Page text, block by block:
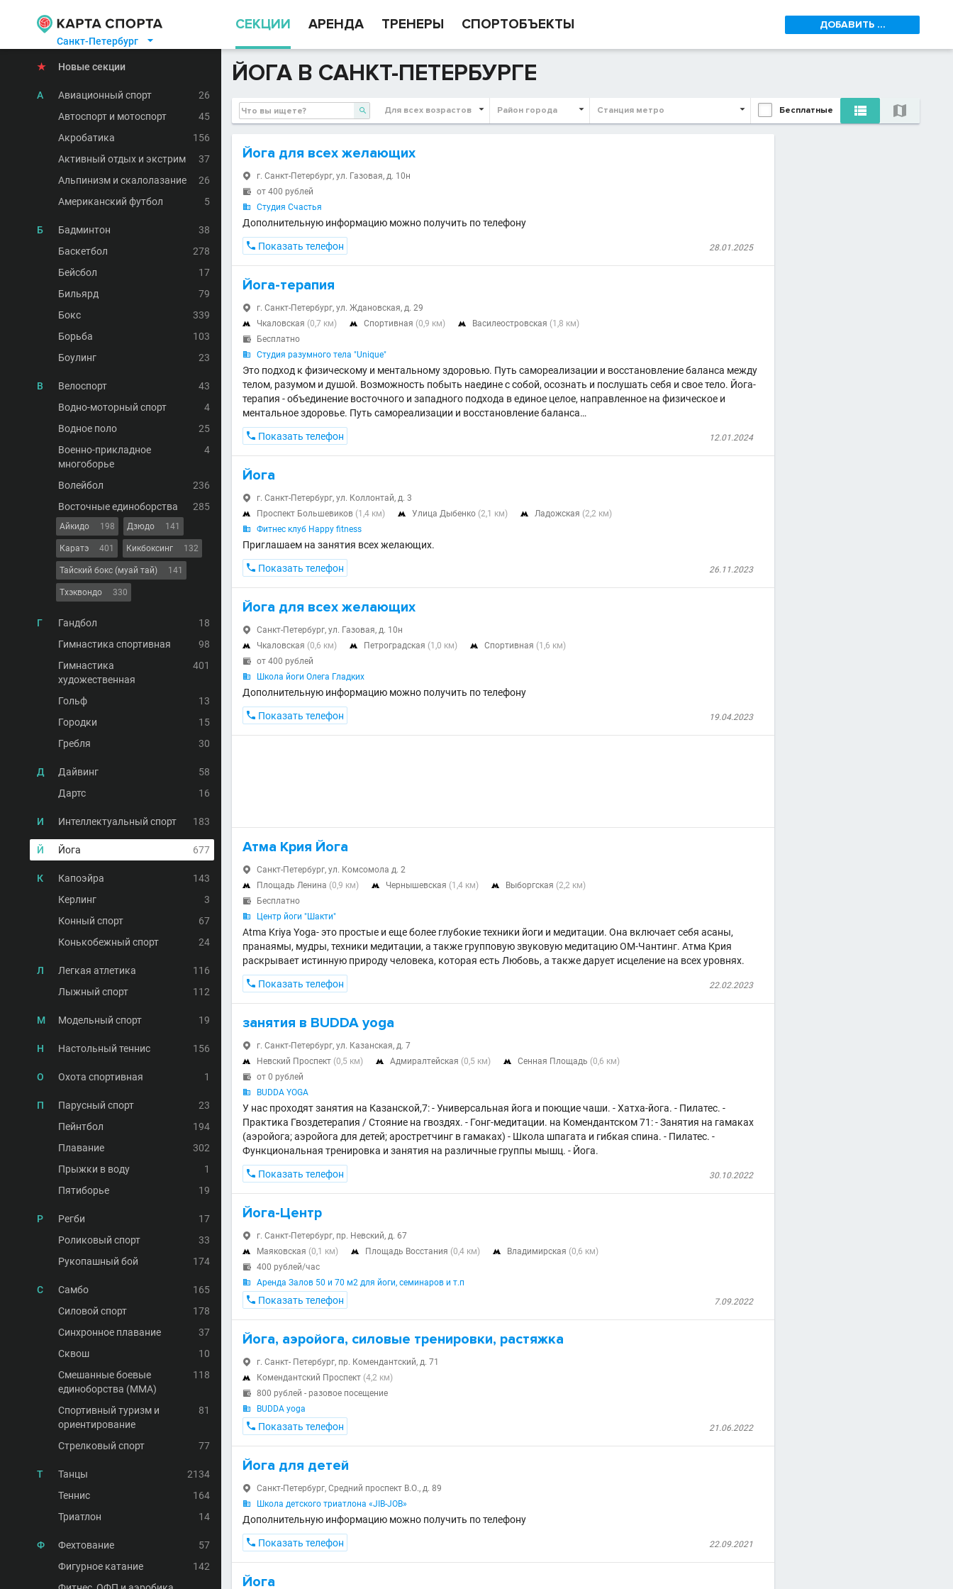
Санкт-Петербург 
СЕКЦИИ АРЕНДА ТРЕНЕРЫ СПОРТОБЪЕКТЫ ДОБАВИТЬ ...
★ Новые секции
А Авиационный спорт
26
Автоспорт и мотоспорт
45
Акробатика
156
Активный отдых и экстрим
37
Альпинизм и скалолазание
26
Американский футбол
5
Б Бадминтон
38
Баскетбол
278
Бейсбол
17
Бильярд
79
Бокс
339
Борьба
103
Боулинг
23
В Велоспорт
43
Водно-моторный спорт
4
Водное поло
25
Военно-прикладное
многоборье
4
Волейбол
236
Восточные единоборства
285
Айкидо 198 Дзюдо 141
Каратэ 401 Кикбоксинг 132
Тайский бокс (муай тай) 141
Тхэквондо 330
Г Гандбол
18
Гимнастика спортивная
98
Гимнастика
художественная
401
Гольф
13
Городки
15
Гребля
30
Д Дайвинг
58
Дартс
16
И Интеллектуальный спорт 183
Й Йога 677
К Капоэйра
143
Керлинг
3
Конный спорт
67
Конькобежный спорт
24
Л Легкая атлетика
116
Лыжный спорт
112
М Модельный спорт 19
Н Настольный теннис 156
О Охота спортивная 1
П Парусный спорт
23
Пейнтбол
194
Плавание
302
Прыжки в воду
1
Пятиборье
19
Р Регби
17
Роликовый спорт
33
Рукопашный бой
174
С Самбо
165
Силовой спорт
178
Синхронное плавание
37
Сквош
10
Смешанные боевые
единоборства (MMA)
118
Спортивный туризм и
ориентирование
81
Стрелковый спорт 77
Т Танцы
2134
Теннис
164
Триатлон
14
Ф Фехтование
57
Фигурное катание
142
ЙОГА В САНКТ-ПЕТЕРБУРГЕ
 Для всех возрастов Район города Станция метро Бесплатные  
Йога для всех желающих
 г. Санкт-Петербург, ул. Газовая, д. 10н
 от 400 рублей
 Студия Счастья
Дополнительную информацию можно получить по телефону
28.01.2025
 Показать телефон
Йога-терапия
 г. Санкт-Петербург, ул. Ждановская, д. 29
 Чкаловская (0,7 км)  Спортивная (0,9 км)  Василеостровская (1,8 км)
 Бесплатно
 Студия разумного тела "Unique"
Это подход к физическому и ментальному здоровью. Путь самореализации и восстановление баланса между
телом, разумом и душой. Возможность побыть наедине с собой, осознать и послушать себя и свое тело. Йога-
терапия - объединение восточного и западного подхода в единое целое, направленное на физическое и
ментальное здоровье. Путь самореализации и восстановление баланса…
12.01.2024
 Показать телефон
Йога
 г. Санкт-Петербург, ул. Коллонтай, д. 3
 Проспект Большевиков (1,4 км)  Улица Дыбенко (2,1 км)  Ладожская (2,2 км)
 Фитнес клуб Happy fitness
Приглашаем на занятия всех желающих.
26.11.2023
 Показать телефон
Йога для всех желающих
 Санкт-Петербург, ул. Газовая, д. 10н
 Чкаловская (0,6 км)  Петроградская (1,0 км)  Спортивная (1,6 км)
 от 400 рублей
 Школа йоги Олега Гладких
Дополнительную информацию можно получить по телефону
19.04.2023
 Показать телефон
Атма Крия Йога
 Санкт-Петербург, ул. Комсомола д. 2
 Площадь Ленина (0,9 км)  Чернышевская (1,4 км)  Выборгская (2,2 км)
 Бесплатно
 Центр йоги "Шакти"
Atma Kriya Yoga- это простые и еще более глубокие техники йоги и медитации. Она включает себя асаны,
пранаямы, мудры, техники медитации, а также групповую звуковую медитацию ОМ-Чантинг. Атма Крия
раскрывает истинную природу человека, которая есть Любовь, а также дарует исцеление на всех уровнях.
22.02.2023
 Показать телефон
занятия в BUDDA yoga
 г. Санкт-Петербург, ул. Казанская, д. 7
 Невский Проспект (0,5 км)  Адмиралтейская (0,5 км)  Сенная Площадь (0,6 км)
 от 0 рублей
 BUDDA YOGA
У нас проходят занятия на Казанской,7: - Универсальная йога и поющие чаши. - Хатха-йога. - Пилатес. -
Практика Гвоздетерапия / Стояние на гвоздях. - Гонг-медитации. на Комендантском 71: - Занятия на гамаках
(аэройога; аэройога для детей; аростретчинг в гамаках) - Школа шпагата и гибкая спина. - Пилатес. -
Функциональная тренировка и занятия на различные группы мышц. - Йога.
30.10.2022
 Показать телефон
Йога-Центр
 г. Санкт-Петербург, пр. Невский, д. 67
 Маяковская (0,1 км)  Площадь Восстания (0,4 км)  Владимирская (0,6 км)
 400 рублей/час

Аренда Залов 50 и 70 м2 для йоги, семинаров и т.п
7.09.2022
 Показать телефон
Йога, аэройога, силовые тренировки, растяжка
 г. Санкт- Петербург, пр. Комендантский, д. 71
 Комендантский Проспект (4,2 км)
 800 рублей - разовое посещение

BUDDA yoga
21.06.2022
 Показать телефон
Йога для детей
 Санкт-Петербург, Средний проспект В.О., д. 89
 Школа детского триатлона «JIB-JOB»
Дополнительную информацию можно получить по телефону
22.09.2021
 Показать телефон
Йога